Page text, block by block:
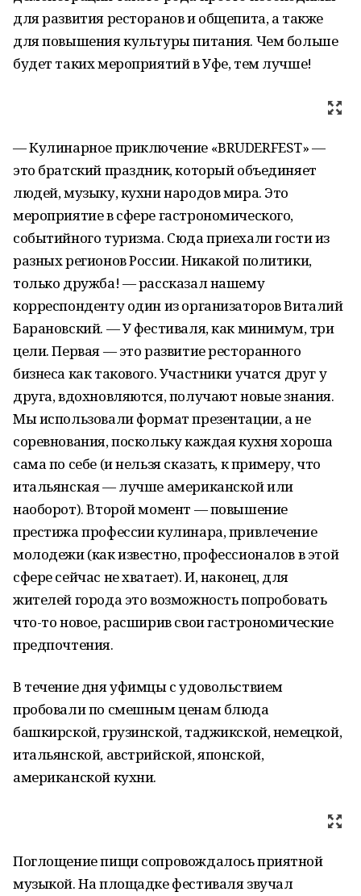
для развития ресторанов и общепита, а также
для повышения культуры питания. Чем больше
будет таких мероприятий в Уфе, тем лучше!
— Кулинарное приключение «BRUDERFEST» —
это братский праздник, который объединяет
людей, музыку, кухни народов мира. Это
мероприятие в сфере гастрономического,
событийного туризма. Сюда приехали гости из
разных регионов России. Никакой политики,
только дружба! — рассказал нашему
корреспонденту один из организаторов Виталий
Барановский. — У фестиваля, как минимум, три
цели. Первая — это развитие ресторанного
бизнеса как такового. Участники учатся друг у
друга, вдохновляются, получают новые знания.
Мы использовали формат презентации, а не
соревнования, поскольку каждая кухня хороша
сама по себе (и нельзя сказать, к примеру, что
итальянская — лучше американской или
наоборот). Второй момент — повышение
престижа профессии кулинара, привлечение
молодежи (как известно, профессионалов в этой
сфере сейчас не хватает). И, наконец, для
жителей города это возможность попробовать
что-то новое, расширив свои гастрономические
предпочтения.
В течение дня уфимцы с удовольствием
пробовали по смешным ценам блюда
башкирской, грузинской, таджикской, немецкой,
итальянской, австрийской, японской,
американской кухни.
Поглощение пищи сопровождалось приятной
музыкой. На площадке фестиваля звучал